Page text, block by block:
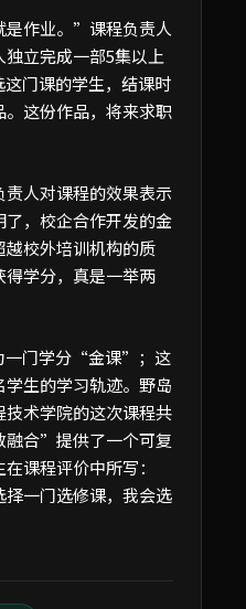
是作业。”课程负责人
立完成一部5集以上
门课的学生，结课时
这份作品，将来求职
人对课程的效果表示
，校企合作开发的金
校外培训机构的质
学分，真是一举两
一门学分“金课”；这
生的学习轨迹。野岛
术学院的这次课程共
合”提供了一个可复
课程评价中所写：
择一门选修课，我会选